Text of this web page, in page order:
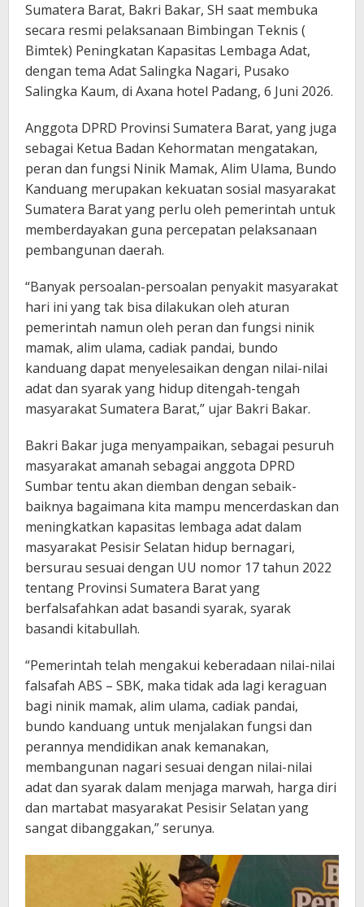
Sumatera Barat, Bakri Bakar, SH saat membuka
secara resmi pelaksanaan Bimbingan Teknis (
Bimtek) Peningkatan Kapasitas Lembaga Adat,
dengan tema Adat Salingka Nagari, Pusako
Salingka Kaum, di Axana hotel Padang, 6 Juni 2026.
Anggota DPRD Provinsi Sumatera Barat, yang juga
sebagai Ketua Badan Kehormatan mengatakan,
peran dan fungsi Ninik Mamak, Alim Ulama, Bundo
Kanduang merupakan kekuatan sosial masyarakat
Sumatera Barat yang perlu oleh pemerintah untuk
memberdayakan guna percepatan pelaksanaan
pembangunan daerah.
“Banyak persoalan-persoalan penyakit masyarakat
hari ini yang tak bisa dilakukan oleh aturan
pemerintah namun oleh peran dan fungsi ninik
mamak, alim ulama, cadiak pandai, bundo
kanduang dapat menyelesaikan dengan nilai-nilai
adat dan syarak yang hidup ditengah-tengah
masyarakat Sumatera Barat,” ujar Bakri Bakar.
Bakri Bakar juga menyampaikan, sebagai pesuruh
masyarakat amanah sebagai anggota DPRD
Sumbar tentu akan diemban dengan sebaik-
baiknya bagaimana kita mampu mencerdaskan dan
meningkatkan kapasitas lembaga adat dalam
masyarakat Pesisir Selatan hidup bernagari,
bersurau sesuai dengan UU nomor 17 tahun 2022
tentang Provinsi Sumatera Barat yang
berfalsafahkan adat basandi syarak, syarak
basandi kitabullah.
“Pemerintah telah mengakui keberadaan nilai-nilai
falsafah ABS – SBK, maka tidak ada lagi keraguan
bagi ninik mamak, alim ulama, cadiak pandai,
bundo kanduang untuk menjalakan fungsi dan
perannya mendidikan anak kemanakan,
membangunan nagari sesuai dengan nilai-nilai
adat dan syarak dalam menjaga marwah, harga diri
dan martabat masyarakat Pesisir Selatan yang
sangat dibanggakan,” serunya.